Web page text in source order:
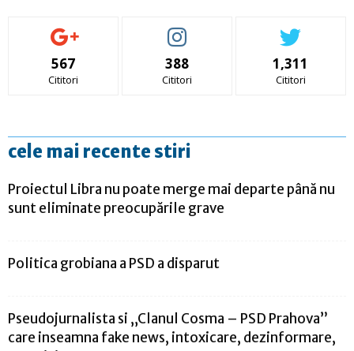
567
Cititori
388
Cititori
1,311
Cititori
cele mai recente stiri
Proiectul Libra nu poate merge mai departe până nu
sunt eliminate preocupările grave
Politica grobiana a PSD a disparut
Pseudojurnalista si „Clanul Cosma – PSD Prahova”
care inseamna fake news, intoxicare, dezinformare,